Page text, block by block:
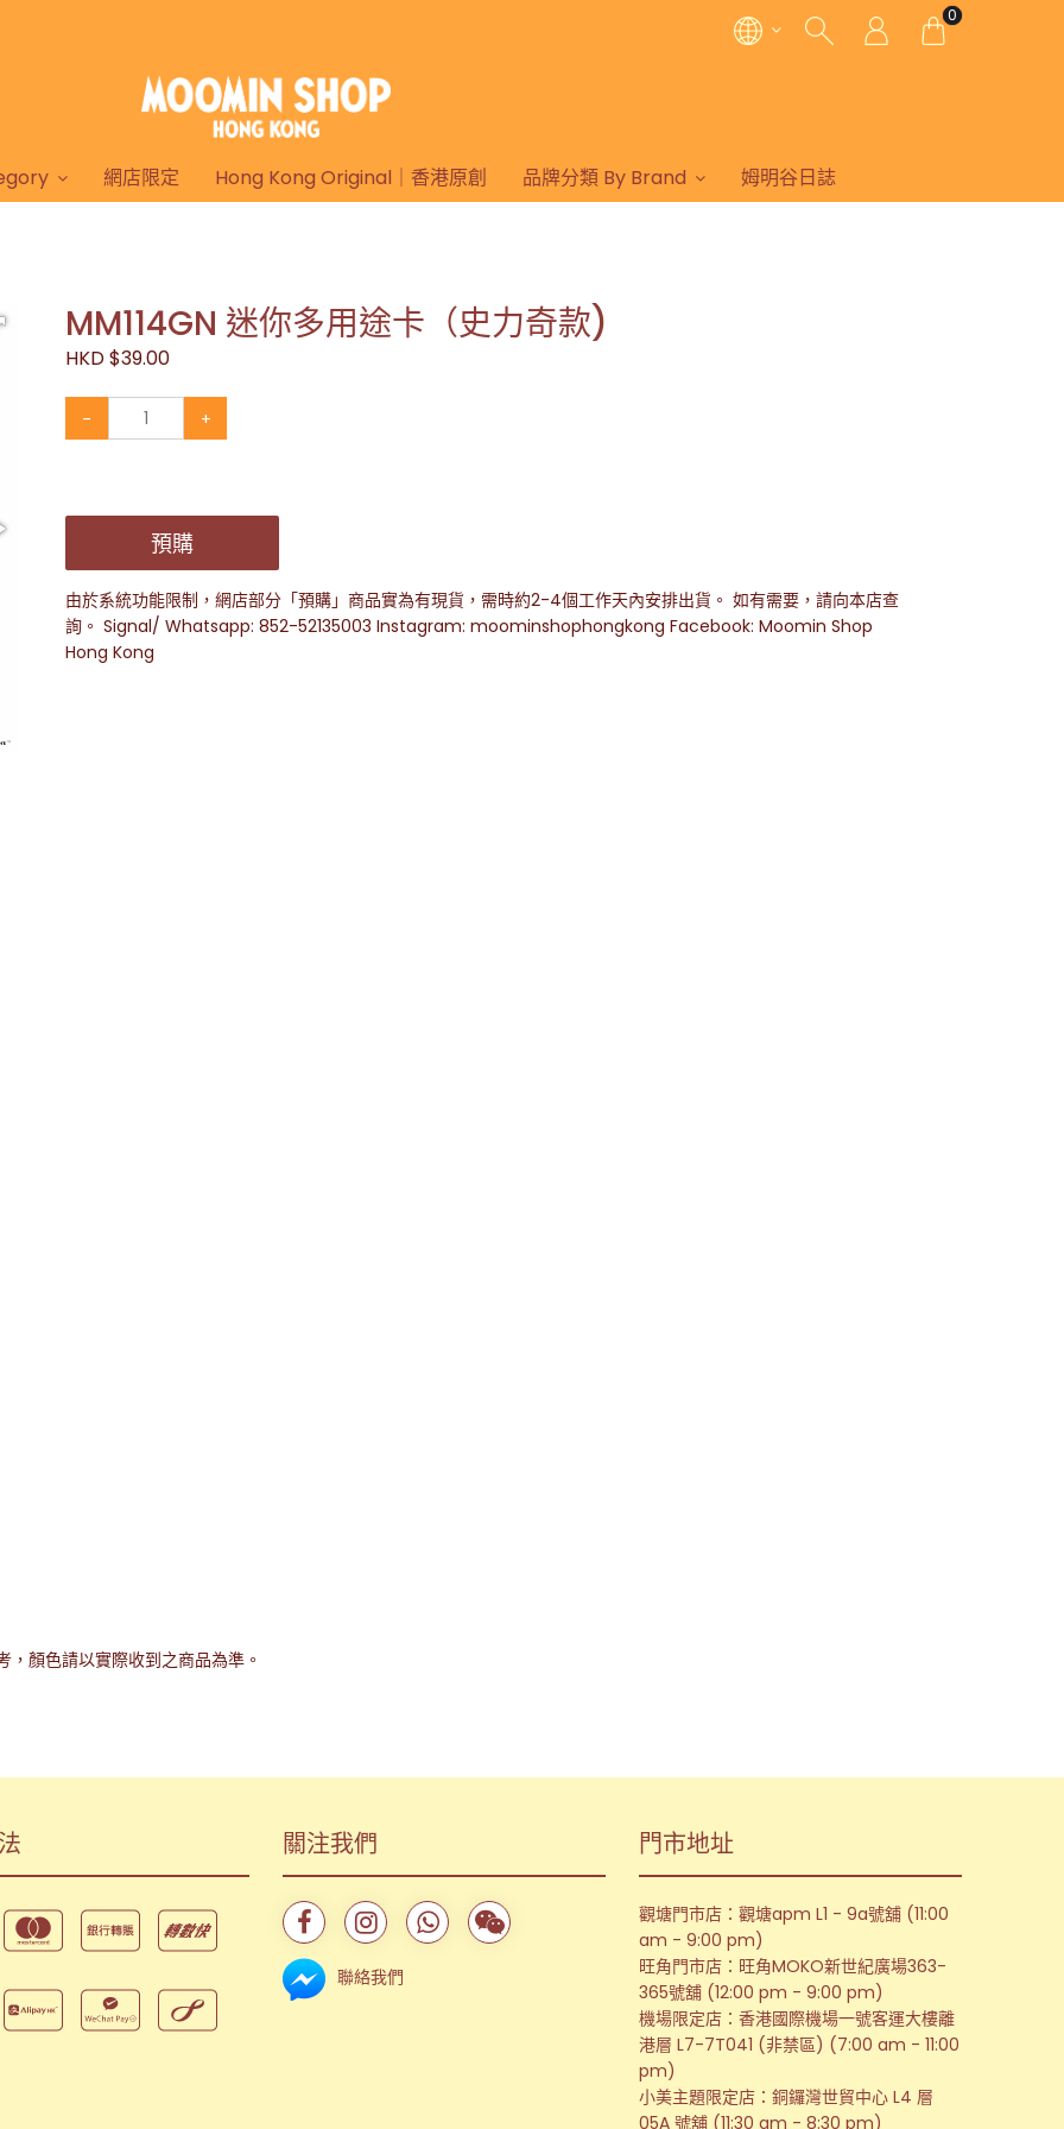
0
網店限定 Hong Kong Original｜香港原創 品牌分類 By Brand 姆明谷日誌
MM114GN 迷你多用途卡（史力奇款)
HKD $39.00
- +
預購
由於系統功能限制，網店部分「預購」商品實為有現貨，需時約2-4個工作天內安排出貨。 如有需要，請向本店查
詢。 Signal/ Whatsapp: 852-52135003 Instagram: moominshophongkong Facebook: Moomin Shop
Hong Kong
顏色請以實際收到之商品為準。
關注我們
聯絡我們
門市地址
觀塘門市店：觀塘apm L1 - 9a號舖 (11:00
am - 9:00 pm)
旺角門市店：旺角MOKO新世紀廣場363-
365號舖 (12:00 pm - 9:00 pm)
機場限定店：香港國際機場一號客運大樓離
港層 L7-7T041 (非禁區) (7:00 am - 11:00
pm)
小美主題限定店：銅鑼灣世貿中心 L4 層
05A 號舖 (11:30 am - 8:30 pm)